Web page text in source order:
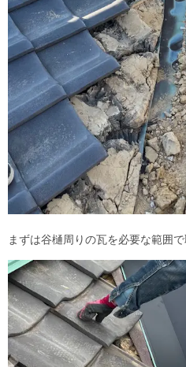
まずは谷樋周りの瓦を必要な範囲で